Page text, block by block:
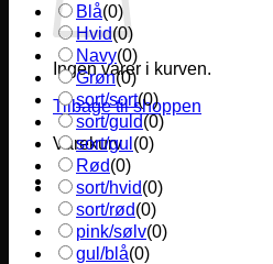
Ingen varer i kurven.
Tilbage til shoppen
Varekurv
Blå(0)
Hvid(0)
Navy(0)
Grøn(0)
sort/sort(0)
sort/guld(0)
sort/gul (0)
Rød(0)
sort/hvid(0)
sort/rød(0)
pink/sølv(0)
gul/blå(0)